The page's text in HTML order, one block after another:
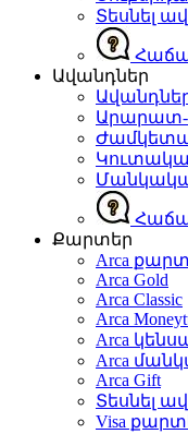
Տեսնել
Ավանդներ
Արարատ-
Քարտեր
Arca
Arca Gold
Arca Classic
Arca
Arca
Arca
Arca Gift
Տեսնել
Visa